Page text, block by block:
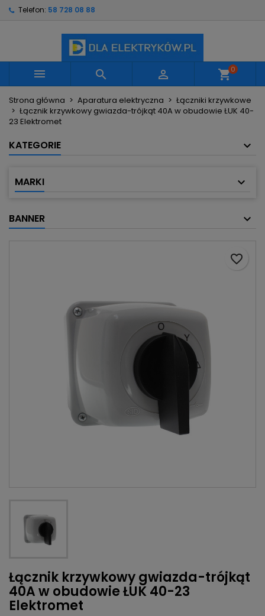
Telefon: 58 728 08 88
   shopping_cart0
Strona główna Aparatura elektryczna
Łączniki krzywkowe
Łącznik krzywkowy gwiazda-trójkąt 40A w obudowie ŁUK 40-
23 Elektromet
KATEGORIE
MARKI
BANNER
Łącznik krzywkowy gwiazda-trójkąt
40A w obudowie ŁUK 40-23
Elektromet
favorite_border
Utwórz nową listę
Nazwa listy życzeń
Anuluj Utwórz listę życzeń
Musisz być zalogowany by zapisać produkty na
swojej liście życzeń.
Anuluj Zaloguj się